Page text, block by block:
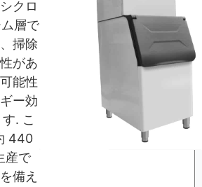
クロ
層で
掃除
があ
能性
ー効
. こ
440
産で
備え